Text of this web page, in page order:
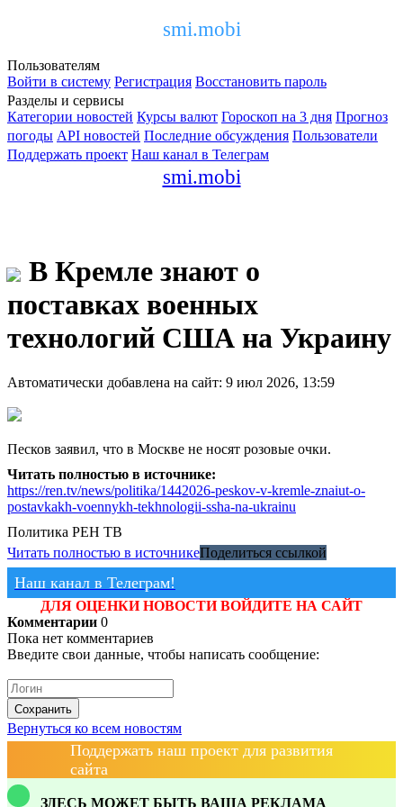
smi.mobi
Пользователям
Войти в систему Регистрация Восстановить пароль
Разделы и сервисы
Категории новостей Курсы валют Гороскоп на 3 дня Прогноз
погоды API новостей Последние обсуждения Пользователи
Поддержать проект Наш канал в Телеграм
smi.mobi
В Кремле знают о
поставках военных
технологий США на Украину
Автоматически добавлена на сайт: 9 июл 2026, 13:59
Песков заявил, что в Москве не носят розовые очки.
Читать полностью в источнике:
https://ren.tv/news/politika/1442026-peskov-v-kremle-znaiut-o-
postavkakh-voennykh-tekhnologii-ssha-na-ukrainu
Политика РЕН ТВ
Читать полностью в источникеПоделиться ссылкой
Наш канал в Телеграм!
ДЛЯ ОЦЕНКИ НОВОСТИ ВОЙДИТЕ НА САЙТ
Комментарии 0
Пока нет комментариев
Введите свои данные, чтобы написать сообщение:
Сохранить
Вернуться ко всем новостям
Поддержать наш проект для развития
сайта
ЗДЕСЬ МОЖЕТ БЫТЬ ВАША РЕКЛАМА